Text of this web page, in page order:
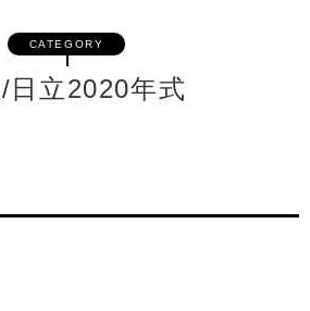
CATEGORY
日立2020年式